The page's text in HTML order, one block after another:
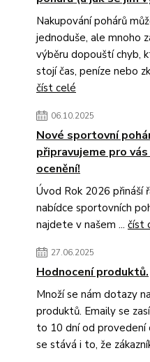
Nakupování pohárů
jednoduše, ale mnoho
výběru dopouští chyb,
stojí čas, peníze nebo
číst celé
06.10.2025
Nové sportovní
připravujeme pro
ocenění!
Úvod Rok 2026 přináší
nabídce sportovních
najdete v našem ... číst
27.06.2025
Hodnocení produktů.
Množí se nám dotazy
produktů. Emaily se
to 10 dní od provedení
se stává i to, že